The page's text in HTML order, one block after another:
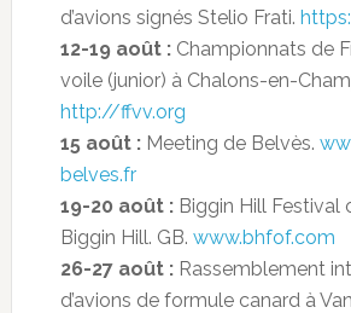
d’avions signés Stelio Frati.
12-19 août :Championnats de
voile (junior) à Chalons-en-
http://ffvv.org
15 août :Meeting de Belvès.
belves.fr
19-20 août :Biggin Hill Festival
Biggin Hill. GB. www.bhfof.com
26-27 août :Rassemblement
d’avions de formule canard à